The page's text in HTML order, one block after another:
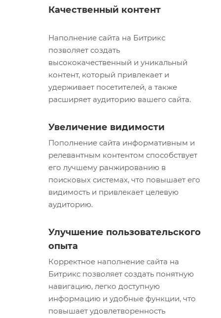
Качественный контент
Наполнение сайта на Битрикс
позволяет создать
высококачественный и уникальный
контент, который привлекает и
удерживает посетителей, а также
расширяет аудиторию вашего сайта.
Увеличение видимости
Пополнение сайта информативным и
релевантным контентом способствует
его лучшему ранжированию в
поисковых системах, что повышает его
видимость и привлекает целевую
аудиторию.
Улучшение пользовательского
опыта
Корректное наполнение сайта на
Битрикс позволяет создать понятную
навигацию, легко доступную
информацию и удобные функции, что
повышает удовлетворенность